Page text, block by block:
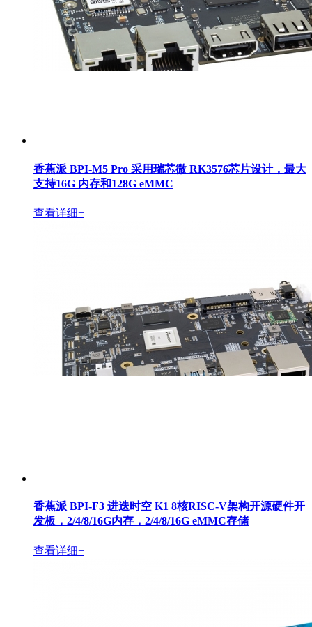
香蕉派 BPI-M5 Pro 采用瑞芯微 RK3576芯片设计，最大
支持16G 内存和128G eMMC
查看详细+
香蕉派 BPI-F3 进迭时空 K1 8核RISC-V架构开源硬件开
发板，2/4/8/16G内存，2/4/8/16G eMMC存储
查看详细+